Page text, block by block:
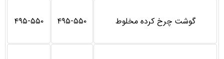
گوشت چرخ کرده مخلوط ۴۹۵-۵۵۰ ۴۹۵-۵۵۰